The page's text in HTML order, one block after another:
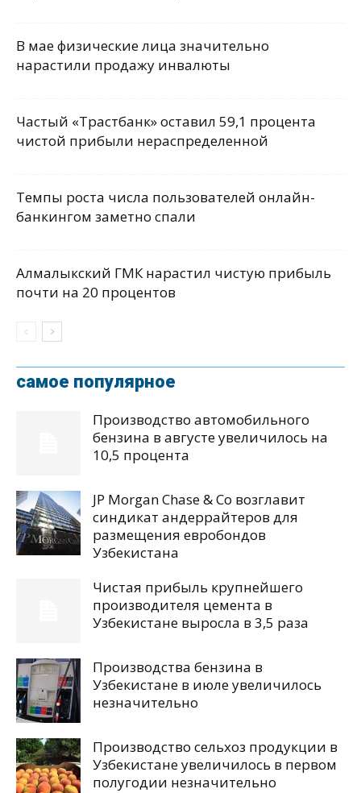
В мае физические лица значительно
нарастили продажу инвалюты
Частый «Трастбанк» оставил 59,1 процента
чистой прибыли нераспределенной
Темпы роста числа пользователей онлайн-
банкингом заметно спали
Алмалыкский ГМК нарастил чистую прибыль
почти на 20 процентов
самое популярное
Производство автомобильного
бензина в августе увеличилось на
10,5 процента
JP Morgan Chase & Co возглавит
синдикат андеррайтеров для
размещения евробондов
Узбекистана
Чистая прибыль крупнейшего
производителя цемента в
Узбекистане выросла в 3,5 раза
Производства бензина в
Узбекистане в июле увеличилось
незначительно
Производство сельхоз продукции в
Узбекистане увеличилось в первом
полугодии незначительно